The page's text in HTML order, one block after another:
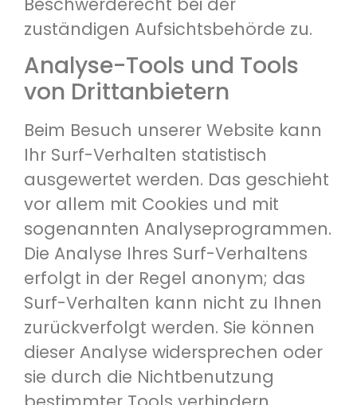
zuständigen Aufsichtsbehörde zu.
Analyse-Tools und Tools
von Drittanbietern
Beim Besuch unserer Website kann
Ihr Surf-Verhalten statistisch
ausgewertet werden. Das geschieht
vor allem mit Cookies und mit
sogenannten Analyseprogrammen.
Die Analyse Ihres Surf-Verhaltens
erfolgt in der Regel anonym; das
Surf-Verhalten kann nicht zu Ihnen
zurückverfolgt werden. Sie können
dieser Analyse widersprechen oder
sie durch die Nichtbenutzung